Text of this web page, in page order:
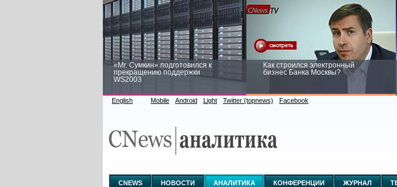
«Mr. Сумкин» подготовился к
прекращению поддержки
WS2003
Как строился электронный
бизнес Банка Москвы?
аналитике
English Mobile Android Light Twitter (topnews) Facebook
CNEWS НОВОСТИ АНАЛИТИКА КОНФЕРЕНЦИИ ЖУРНАЛ